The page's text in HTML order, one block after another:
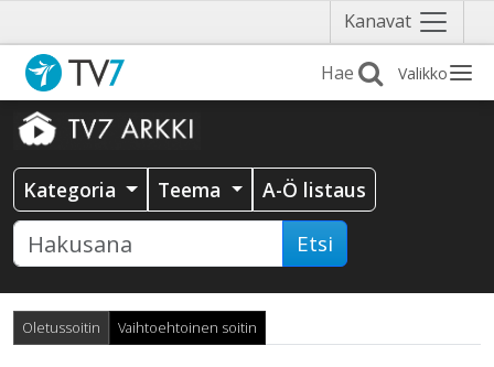
Kanavat Näytä
valikko
Valikko
Kategoria Teema A-Ö listaus
Etsi
Oletussoitin Vaihtoehtoinen soitin